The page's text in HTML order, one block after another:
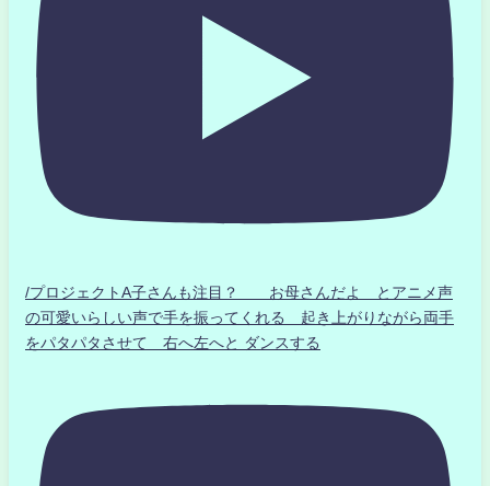
/プロジェクトA子さんも注目？ お母さんだよ とアニメ声
の可愛いらしい声で手を振ってくれる 起き上がりながら両手
をパタパタさせて 右へ左へと ダンスする